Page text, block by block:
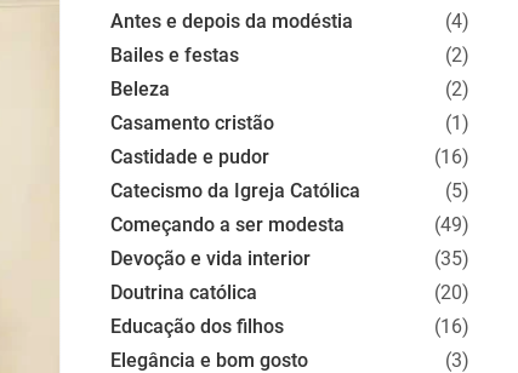
Antes e depois da modéstia
(4)
Bailes e festas
(2)
Beleza
(2)
Casamento cristão
(1)
Castidade e pudor
(16)
Catecismo da Igreja Católica
(5)
Começando a ser modesta
(49)
Devoção e vida interior
(35)
Doutrina católica
(20)
Educação dos filhos
(16)
Elegância e bom gosto
(3)